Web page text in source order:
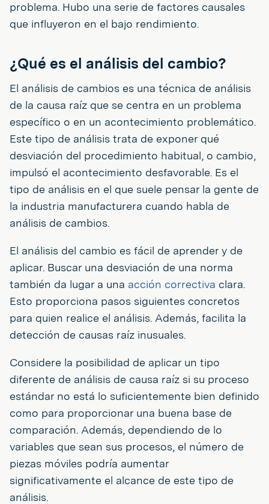
problema. Hubo una serie de factores causales
que influyeron en el bajo rendimiento.
¿Qué es el análisis del cambio?
El análisis de cambios es una técnica de análisis
de la causa raíz que se centra en un problema
específico o en un acontecimiento problemático.
Este tipo de análisis trata de exponer qué
desviación del procedimiento habitual, o cambio,
impulsó el acontecimiento desfavorable. Es el
tipo de análisis en el que suele pensar la gente de
la industria manufacturera cuando habla de
análisis de cambios.
El análisis del cambio es fácil de aprender y de
aplicar. Buscar una desviación de una norma
también da lugar a una acción correctiva clara.
Esto proporciona pasos siguientes concretos
para quien realice el análisis. Además, facilita la
detección de causas raíz inusuales.
Considere la posibilidad de aplicar un tipo
diferente de análisis de causa raíz si su proceso
estándar no está lo suficientemente bien definido
como para proporcionar una buena base de
comparación. Además, dependiendo de lo
variables que sean sus procesos, el número de
piezas móviles podría aumentar
significativamente el alcance de este tipo de
análisis.